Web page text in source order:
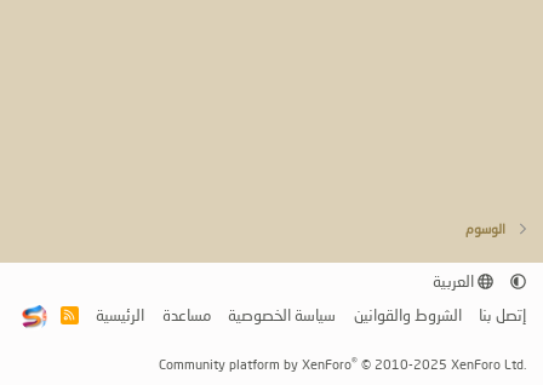
الوسوم
العربية
إتصل بنا
الشروط والقوانين سياسة الخصوصية مساعدة الرئيسية
R
Community platform by XenForo® © 2010-2025 XenForo Ltd.